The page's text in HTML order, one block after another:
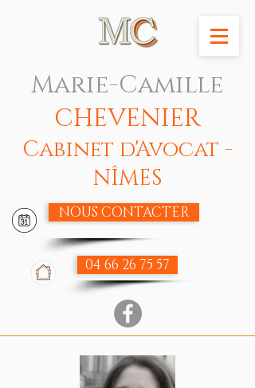
Marie-Camille
CHEVENIER
Cabinet d'Avocat -
NÎMES
04 66 26 75 57
NOUS CONTACTER